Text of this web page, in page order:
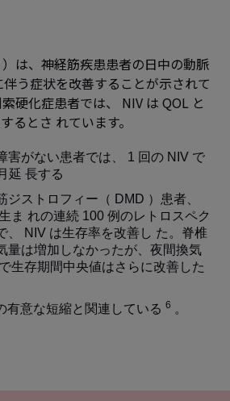
は、神経筋疾患患者の日中の動脈
う症状を改善することが示されて
硬化症患者では、 NIV は QOL と
るとさ れています。
害がない患者では、 1 回の NIV で
延 長する
ジストロフィー（ DMD ）患者、
ま れの連続 100 例のレトロスペク
、 NIV は生存率を改善し た。脊椎
量は増加しなかったが、夜間換気
生存期間中央値はさらに改善した
有意な短縮と関連している 6 。